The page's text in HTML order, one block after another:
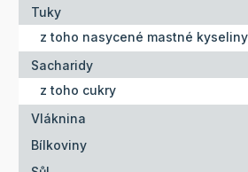
Tuky
z toho nasycené mastné kyseliny
Sacharidy
z toho cukry
Vláknina
Bílkoviny